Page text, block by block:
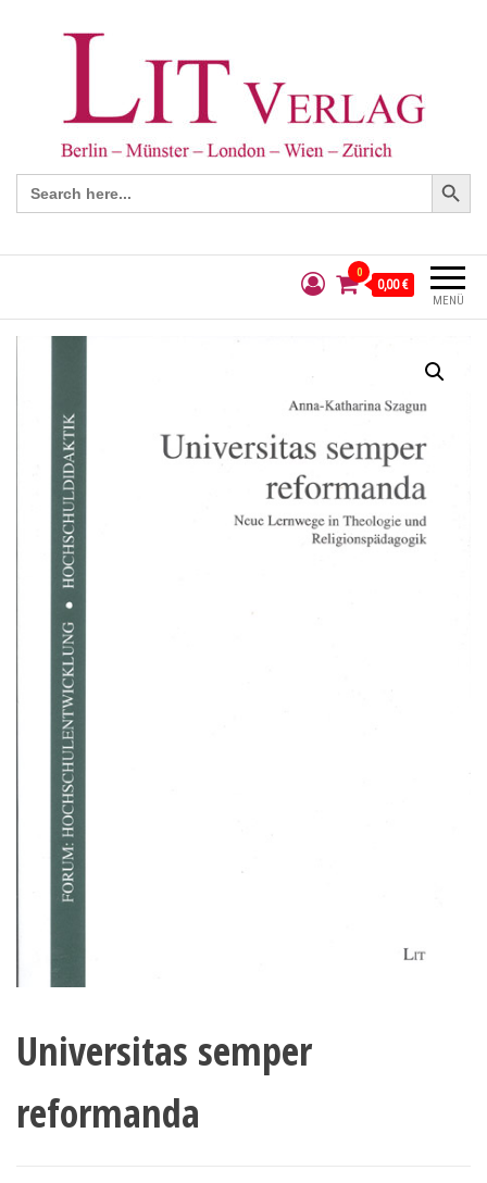
Search
for:
Search Button
MENÜ
0
0,00 €
Universitas semper
reformanda